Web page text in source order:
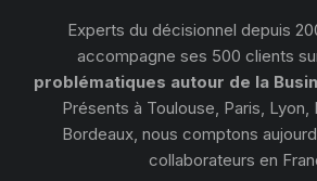
Experts du décisionnel depuis
accompagne ses 500 clients
problématiques autour de la
Présents à Toulouse, Paris, Lyon,
Bordeaux, nous comptons
collaborateurs en